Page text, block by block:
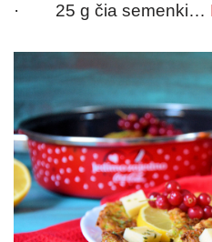
· 25 g čia semenki…